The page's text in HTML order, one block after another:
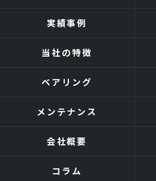
実績事例
当社の特徴
ベアリング
メンテナンス
会社概要
コラム